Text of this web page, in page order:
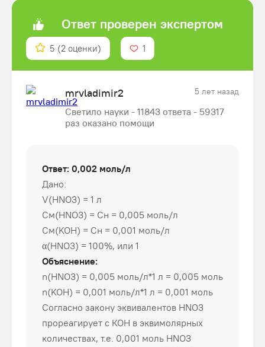
Ответ проверен экспертом
5 (2 оценки) 1
mrvladimir2 5 лет назад
Светило науки - 11843 ответа - 59317
раз оказано помощи
Ответ: 0,002 моль/л
Дано:
V(HNO3) = 1 л
См(HNO3) = Сн = 0,005 моль/л
См(KOH) = Cн = 0,001 моль/л
α(HNO3) = 100%, или 1
Объяснение:
n(HNO3) = 0,005 моль/л*1 л = 0,005 моль
n(KOH) = 0,001 моль/л*1 л = 0,001 моль
Согласно закону эквивалентов HNO3
прореагирует с КОН в эквимолярных
количествах, т.е. 0,001 моль HNO3